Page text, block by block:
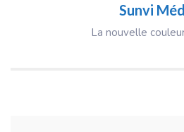
Sunvi
La nouvelle